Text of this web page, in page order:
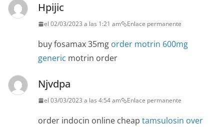
Hpijic
el 02/03/2023 a las 1:21 am Enlace permanente
buy fosamax 35mg order motrin 600mg
generic motrin order
Njvdpa
el 03/03/2023 a las 4:54 am Enlace permanente
order indocin online cheap tamsulosin over